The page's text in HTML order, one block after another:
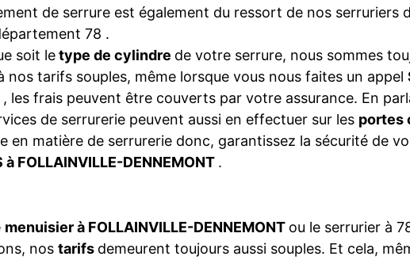
de serrure est également du ressort de nos serruriers
78 .
soit letype de cylindre de votre serrure, nous sommes
nos tarifs souples, même lorsque vous nous faites un appel
, les frais peuvent être couverts par votre assurance. En
de serrurerie peuvent aussi en effectuer sur les portes
en matière de serrurerie donc, garantissez la sécurité de
à FOLLAINVILLE-DENNEMONT .
menuisier à FOLLAINVILLE-DENNEMONT ou le serrurier à
nos tarifs demeurent toujours aussi souples. Et cela,